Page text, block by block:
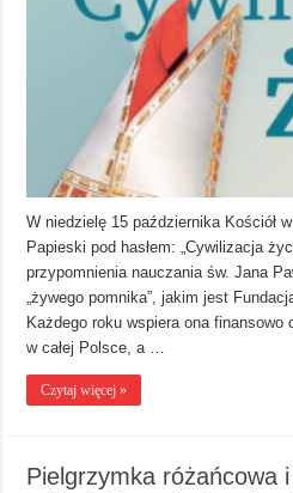
W niedzielę 15 października Kościół
Papieski pod hasłem: „Cywilizacja
przypomnienia nauczania św. Jana
„żywego pomnika”, jakim jest
Każdego roku wspiera ona finansowo
w całej Polsce, a …
Czytaj więcej »
Pielgrzymka różańcowa